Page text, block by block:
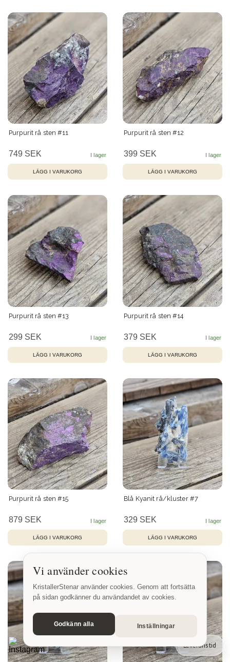
Purpurit rå sten #11
749 SEK
Purpurit rå sten #12
399 SEK
Purpurit rå sten #13
299 SEK
Purpurit rå sten #14
379 SEK
Purpurit rå sten #15
879 SEK
Blå Kyanit rå/kluster #7
329 SEK
Vi använder cookies
KristallerStenar använder cookies. Genom att fortsätta
på sidan godkänner du användandet av cookies.
Godkänn alla Inställningar